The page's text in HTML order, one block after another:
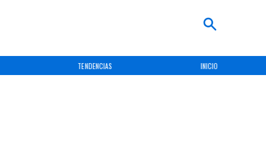
TENDENCIAS INICIO